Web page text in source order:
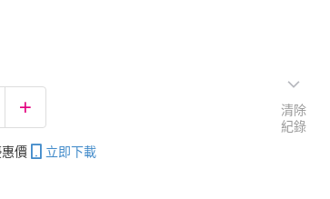
價 立即下載
清除
紀錄